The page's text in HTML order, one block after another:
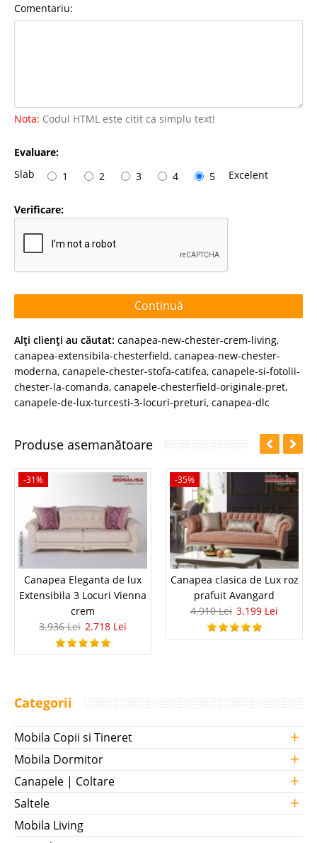
Comentariu:
Nota: Codul HTML este citit ca simplu text!
Evaluare:
Slab
1 2 3 4 5 Excelent
Verificare:
Continuă
Alţi clienţi au căutat: canapea-new-chester-crem-living,
canapea-extensibila-chesterfield, canapea-new-chester-
moderna, canapele-chester-stofa-catifea, canapele-si-fotolii-
chester-la-comanda, canapele-chesterfield-originale-pret,
canapele-de-lux-turcesti-3-locuri-preturi, canapea-dlc
Produse asemanătoare
-31%
Canapea Eleganta de lux
Extensibila 3 Locuri Vienna
crem
3.936 Lei 2.718 Lei
-35%
Canapea clasica de Lux roz
prafuit Avangard
4.910 Lei 3.199 Lei
Categorii
Mobila Copii si Tineret +
Mobila Dormitor +
Canapele | Coltare +
Saltele +
Mobila Living